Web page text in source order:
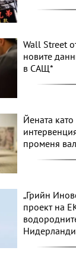
Wall Street
новите
в САЩ*
Йената
променя
„Грийн
проект на